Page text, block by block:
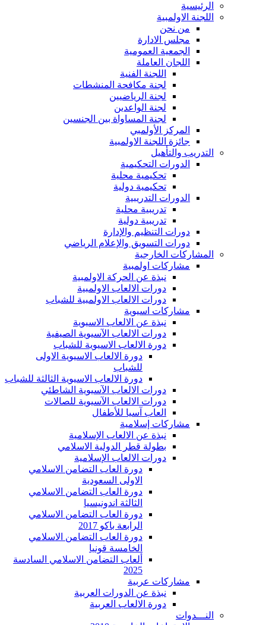
الرئيسية
اللجنة الاولمبية
من نحن
مجلس الادارة
الجمعية العمومية
اللجان العاملة
اللجنة الفنية
لجنة مكافحة المنشطات
لجنة الرياضيين
لجنة الواعدين
لجنة المساواة بين الجنسين
المركز الأولمبي
جائزة اللجنة الاولمبية
التدريب والتأهيل
الدورات التحكيمية
تحكيمية محلية
تحكيمية دولية
الدورات التدريبية
تدريبية محلية
تدريبية دولية
دورات التنظيم والإدارة
دورات التسويق والإعلام الرياضي
المشاركات الخارجية
مشاركات اولمبية
نبذة عن الحركة الاولمبية
دورات الالعاب الاولمبية
دورات الالعاب الاولمبية للشباب
مشاركات اسيوية
نبذة عن الالعاب الاسيوية
دورات الالعاب الآسيوية الصيفية
دورة الالعاب الاسيوية للشباب
دورة الالعاب الاسيوية الاولى
للشباب
دورة الالعاب الاسيوية الثالثة للشباب
دورات الالعاب الآسيوية الشاطئي
دورات الالعاب الآسيوية للصالات
العاب آسيا للأطفال
مشاركات إسلامية
نبذة عن الالعاب الإسلامية
بطولة قطر الدولية الاسلامي
دورات الالعاب الإسلامية
دورة العاب التضامن الاسلامي
الاولى السعودية
دورة العاب التضامن الاسلامي
الثالثة اندونيسيا
دورة العاب التضامن الاسلامي
الرابعة باكو 2017
دورة العاب التضامن الاسلامي
الخامسة قونيا
ألعاب التضامن الاسلامي السادسة
2025
مشاركات عربية
نبذة عن الدورات العربية
دورة الالعاب العربية
النـــدوات